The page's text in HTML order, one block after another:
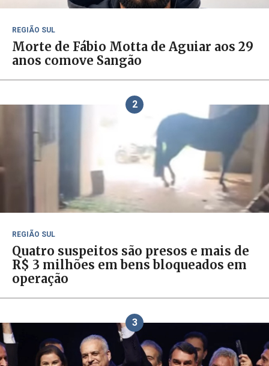
REGIÃO SUL
Morte de Fábio Motta de Aguiar aos 29
anos comove Sangão
2
REGIÃO SUL
Quatro suspeitos são presos e mais de
R$ 3 milhões em bens bloqueados em
operação
3